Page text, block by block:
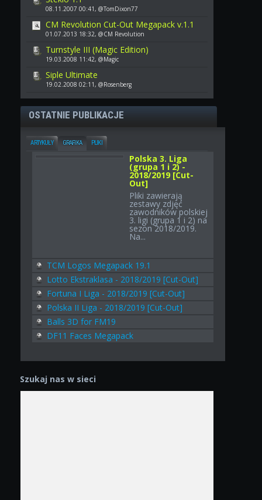
08.11.2007 00:41, @TomDixon77
CM Revolution Cut-Out Megapack v.1.1
01.07.2013 18:32, @CM Revolution
Turnstyle III (Magic Edition)
19.03.2008 11:42, @Magic
Siple Ultimate
19.02.2008 02:11, @Rosenberg
OSTATNIE PUBLIKACJE
ARTYKUŁY GRAFIKA PLIKI
Polska 3. Liga
(grupa 1 i 2) -
2018/2019 [Cut-
Out]
Pliki zawierają
zestawy zdjęć
zawodników polskiej
3. ligi (grupa 1 i 2) na
sezon 2018/2019.
Na...
TCM Logos Megapack 19.1
Lotto Ekstraklasa - 2018/2019 [Cut-Out]
Fortuna I Liga - 2018/2019 [Cut-Out]
Polska II Liga - 2018/2019 [Cut-Out]
Balls 3D for FM19
DF11 Faces Megapack
Szukaj nas w sieci